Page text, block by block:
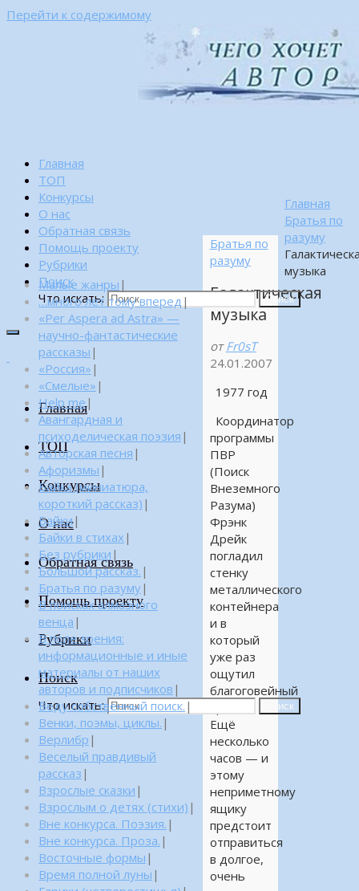
Перейти к содержимому
Главная
ТОП
Конкурсы
О нас
Обратная связь
Помощь проекту
Рубрики
Поиск
Что искать:
Поиск
Главная
ТОП
Конкурсы
О нас
Обратная связь
Помощь проекту
Рубрики
Поиск
Что искать: Поиск
Главная
Братья по
разуму
музыка
Братья по
разуму
Галактическая
музыка
от Fr0sT
24.01.2007
1977 год
Координатор
программы
ПВР
(Поиск
Внеземного
Разума)
Фрэнк
Дрейк
погладил
стенку
металлического
контейнера
и в
который
уже раз
ощутил
благоговейный
Ещё
несколько
часов — и
этому
неприметному
ящику
предстоит
отправиться
в долгое,
очень
Малые жанры |
…много лет тому вперед |
«Per Aspera ad Astra» —
научно-фантастические
рассказы |
«Россия» |
«Смелые» |
Help me|
Авангардная и
психоделическая поэзия |
Авторская песня |
Афоризмы |
Байка (миниатюра,
короткий рассказ) |
Байки|
Байки в стихах |
Без рубрики |
Большой рассказ. |
Братья по разуму|
В поисках алмазного
венца |
В поле зрения:
информационные и иные
материалы от наших
авторов и подписчиков |
Веду собственный поиск. |
Венки, поэмы, циклы. |
Верлибр |
Веселый правдивый
рассказ |
Взрослые сказки |
Взрослым о детях (стихи) |
Вне конкурса. Поэзия. |
Вне конкурса. Проза. |
Восточные формы |
Время полной луны |